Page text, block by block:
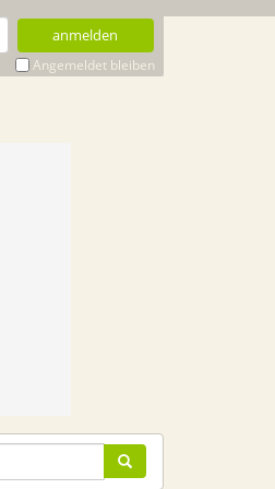
anmelden
Angemeldet bleiben